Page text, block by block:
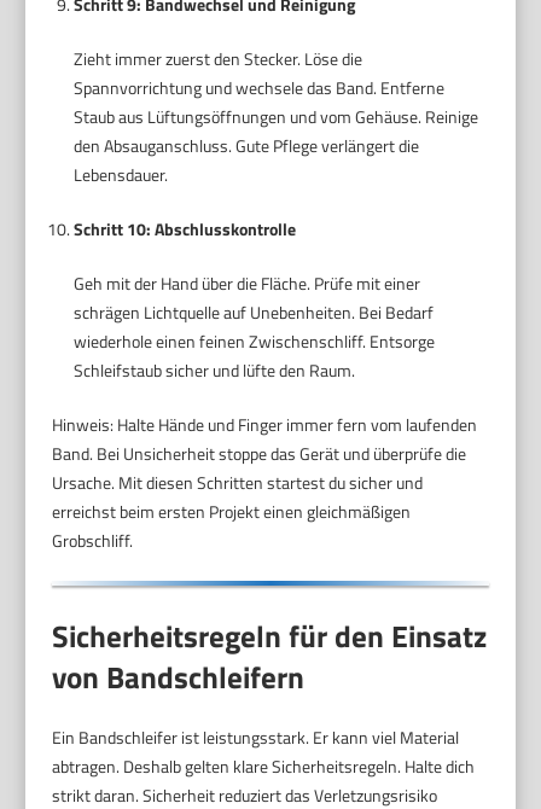
Zieht immer zuerst den Stecker. Löse die
Spannvorrichtung und wechsele das Band. Entferne
Staub aus Lüftungsöffnungen und vom Gehäuse. Reinige
den Absauganschluss. Gute Pflege verlängert die
Lebensdauer.
Schritt 10: Abschlusskontrolle
Geh mit der Hand über die Fläche. Prüfe mit einer
schrägen Lichtquelle auf Unebenheiten. Bei Bedarf
wiederhole einen feinen Zwischenschliff. Entsorge
Schleifstaub sicher und lüfte den Raum.
Hinweis: Halte Hände und Finger immer fern vom laufenden
Band. Bei Unsicherheit stoppe das Gerät und überprüfe die
Ursache. Mit diesen Schritten startest du sicher und
erreichst beim ersten Projekt einen gleichmäßigen
Grobschliff.
Sicherheitsregeln für den Einsatz
von Bandschleifern
Ein Bandschleifer ist leistungsstark. Er kann viel Material
abtragen. Deshalb gelten klare Sicherheitsregeln. Halte dich
strikt daran. Sicherheit reduziert das Verletzungsrisiko